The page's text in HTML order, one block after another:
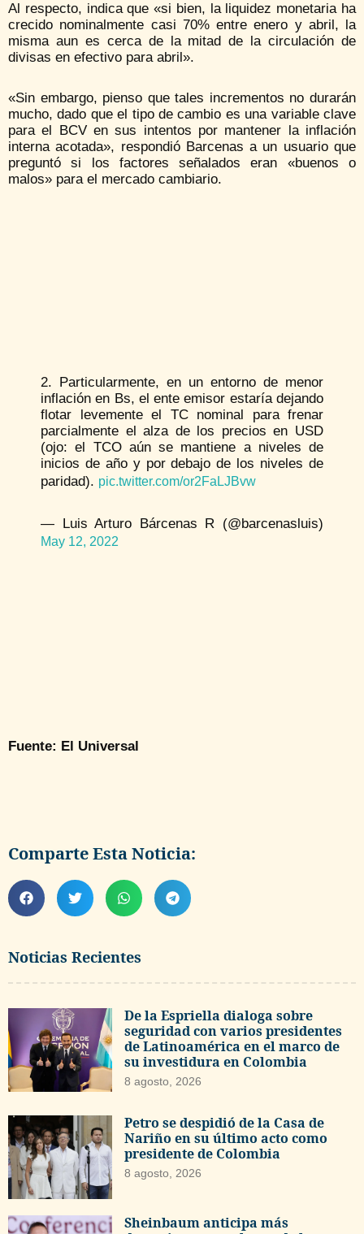
Noticias Recientes
De la Espriella dialoga sobre
seguridad con varios presidentes
de Latinoamérica en el marco de
su investidura en Colombia
8 agosto, 2026
Petro se despidió de la Casa de
Nariño en su último acto como
presidente de Colombia
8 agosto, 2026
Sheinbaum anticipa más
Al respecto, indica que «si bien, la liquidez monetaria ha
crecido nominalmente casi 70% entre enero y abril, la
misma aun es cerca de la mitad de la circulación de
divisas en efectivo para abril».
«Sin embargo, pienso que tales incrementos no durarán
mucho, dado que el tipo de cambio es una variable clave
para el BCV en sus intentos por mantener la inflación
interna acotada», respondió Barcenas a un usuario que
preguntó si los factores señalados eran «buenos o
malos» para el mercado cambiario.
2. Particularmente, en un entorno de menor
inflación en Bs, el ente emisor estaría dejando
flotar levemente el TC nominal para frenar
parcialmente el alza de los precios en USD
(ojo: el TCO aún se mantiene a niveles de
inicios de año y por debajo de los niveles de
paridad). pic.twitter.com/or2FaLJBvw
— Luis Arturo Bárcenas R (@barcenasluis)
May 12, 2022
Fuente: El Universal
Comparte Esta Noticia: